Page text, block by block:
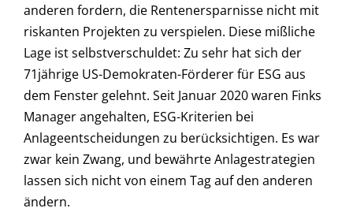
anderen fordern, die Rentenersparnisse nicht mit
riskanten Projekten zu verspielen. Diese mißliche
Lage ist selbstverschuldet: Zu sehr hat sich der
71jährige US-Demokraten-Förderer für ESG aus
dem Fenster gelehnt. Seit Januar 2020 waren Finks
Manager angehalten, ESG-Kriterien bei
Anlageentscheidungen zu berücksichtigen. Es war
zwar kein Zwang, und bewährte Anlagestrategien
lassen sich nicht von einem Tag auf den anderen
ändern.